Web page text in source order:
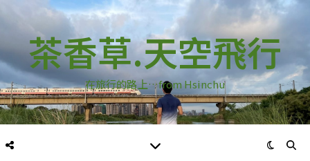
茶香草.天空飛行
在旅行的路上…from Hsinchu